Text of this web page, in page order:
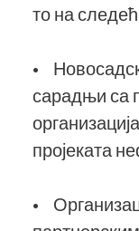
то на
•
сарадњи са
пројеката
•